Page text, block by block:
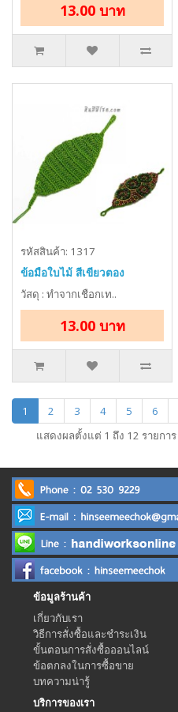
13.00 บาท
รหัสสินค้า: 1317
ข้อมือใบไม้ สีเขียวตอง
วัสดุ : ทำจากเชือกเท..
13.00 บาท
1 2 3 4 5 6
แสดงผลตั้งแต่ 1 ถึง 12 รายกา
ข้อมูลร้านค้า
เกี่ยวกับเรา
วิธีการสั่งซื้อและชำระเงิน
ขั้นตอนการสั่งซื้อออนไลน์
ข้อตกลงในการซื้อขาย
บทความน่ารู้
บริการของเรา